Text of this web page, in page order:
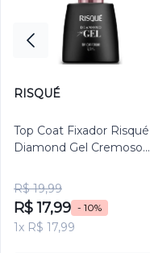
RISQUÉ
Top Coat Fixador Risqué
Diamond Gel Cremoso
R$ 19,99
R$ 17,99 - 10%
1x R$ 17,99